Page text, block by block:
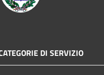
DI SERVIZIO